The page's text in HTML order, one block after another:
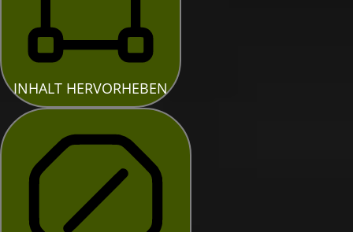
INHALT HERVORHEBEN